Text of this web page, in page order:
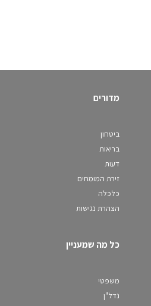
מדורים
ביטחון
בריאות
דעות
זירת המומחים
כלכלה
הצהרת נגישות
כל מה שמעניין
משפטי
נדל"ן